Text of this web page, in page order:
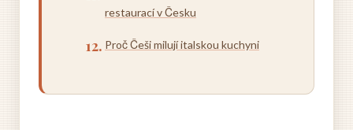
restaurací v Česku
Proč Češi milují italskou kuchyni